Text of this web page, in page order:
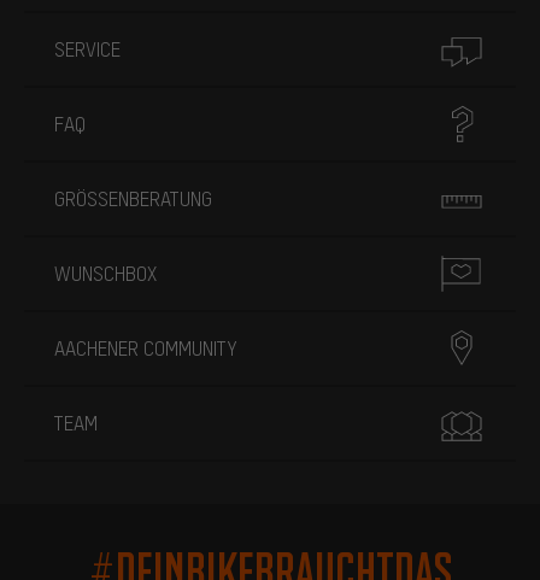
SERVICE
FAQ
GRÖSSENBERATUNG
WUNSCHBOX
AACHENER COMMUNITY
TEAM